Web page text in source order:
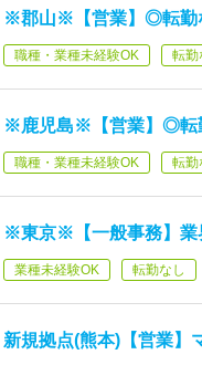
※郡山※【営業】◎転勤
職種・業種未経験OK 転勤
※鹿児島※【営業】◎転
職種・業種未経験OK 転勤
※東京※【一般事務】業
業種未経験OK 転勤なし
新規拠点(熊本)【営業